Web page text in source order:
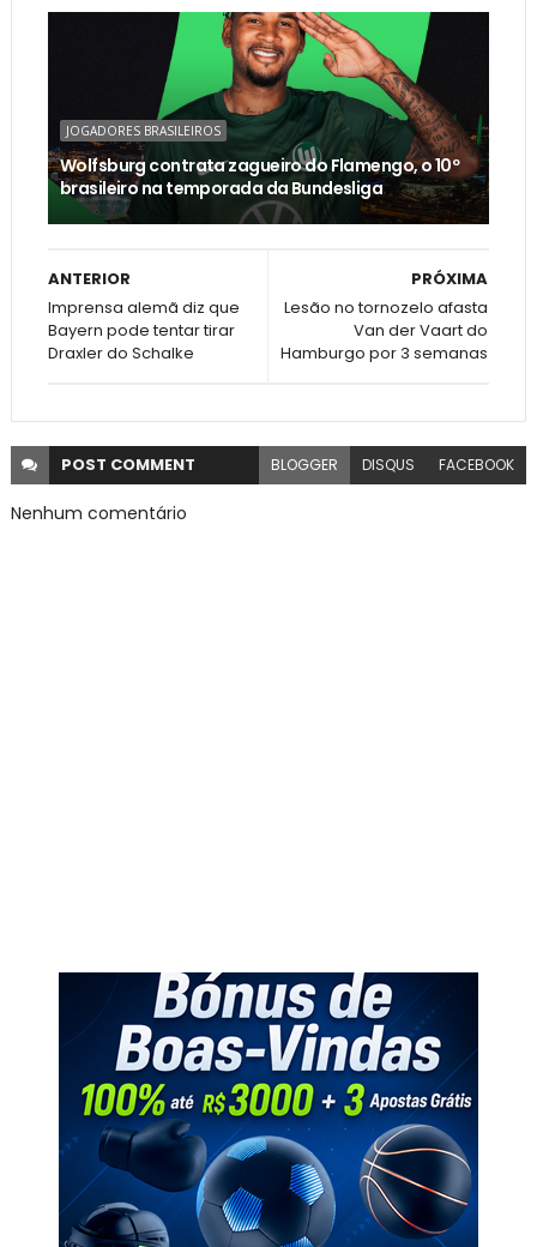
JOGADORES BRASILEIROS
Wolfsburg contrata zagueiro do Flamengo, o 10º
brasileiro na temporada da Bundesliga
PRÓXIMA
Lesão no tornozelo afasta
Van der Vaart do
Hamburgo por 3 semanas
ANTERIOR
Imprensa alemã diz que
Bayern pode tentar tirar
Draxler do Schalke
POST COMMENT BLOGGER DISQUS FACEBOOK
Nenhum comentário